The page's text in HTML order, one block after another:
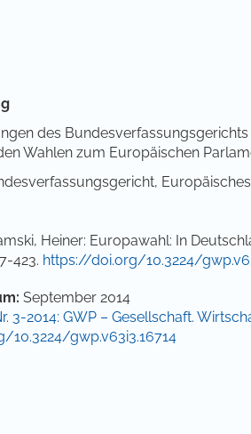
Artikelinhalt
des
Wahlen zum Europäischen
Heiner: Europawahl: In
423. https://doi.org/10.3224/
September 2014
3-2014: GWP – Gesellschaft.
10.3224/gwp.v63i3.16714